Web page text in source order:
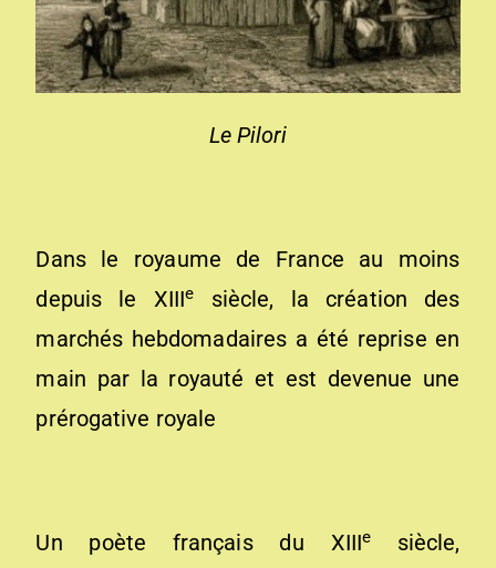
Le Pilori
Dans le royaume de France au moins
depuis le XIIIe
siècle, la création des
marchés hebdomadaires a été reprise en
main par la royauté et est devenue une
prérogative royale
Un poète français du XIIIe
siècle,